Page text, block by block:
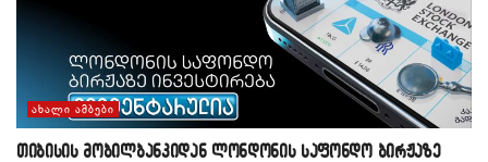
ᲐᲮᲐᲚᲘ ᲐᲛᲑᲔᲑᲘ
თიბისის მობილბანკიდან ლონდონის საფონდო ბირჟაზე